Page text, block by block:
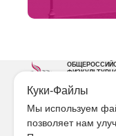
СПОРТИВНЫХ
ОБ АССОЦИАЦИИ
Куки-Файлы
Мы используем
позволяет нам